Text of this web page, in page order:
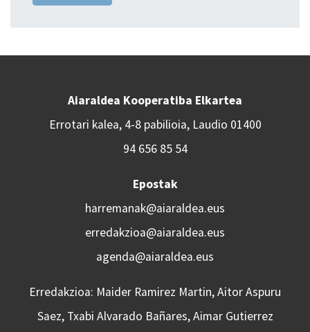
Aiaraldea Kooperatiba Elkartea
Errotari kalea, 4-8 pabilioia, Laudio 01400
94 656 85 54
Epostak
harremanak@aiaraldea.eus
erredakzioa@aiaraldea.eus
agenda@aiaraldea.eus
Erredakzioa: Maider Ramirez Martin, Aitor Aspuru
Saez, Txabi Alvarado Bañares, Aimar Gutierrez